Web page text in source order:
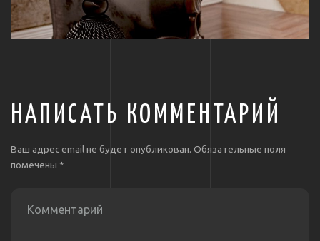
НАПИСАТЬ КОММЕНТАРИЙ
Ваш адрес email не будет опубликован. Обязательные поля
помечены *